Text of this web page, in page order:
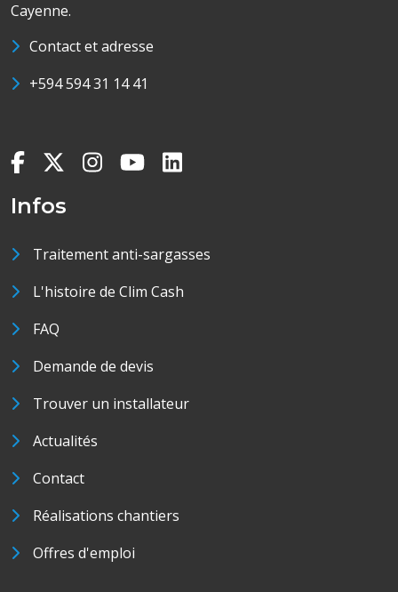
Cayenne.
Contact et adresse
+594 594 31 14 41
Infos
Traitement anti-sargasses
L'histoire de Clim Cash
FAQ
Demande de devis
Trouver un installateur
Actualités
Contact
Réalisations chantiers
Offres d'emploi